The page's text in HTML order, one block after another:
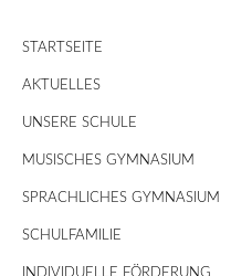
STARTSEITE
AKTUELLES
UNSERE SCHULE
MUSISCHES GYMNASIUM
SPRACHLICHES GYMNASIUM
SCHULFAMILIE
INDIVIDUELLE FÖRDERUNG